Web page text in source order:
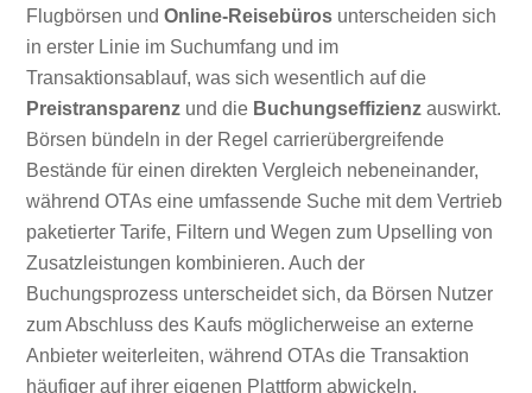
Flugbörsen undOnline-Reisebüros unterscheiden sich
in erster Linie im Suchumfang und im
Transaktionsablauf, was sich wesentlich auf die
Preistransparenz und die Buchungseffizienz auswirkt.
Börsen bündeln in der Regel carrierübergreifende
Bestände für einen direkten Vergleich nebeneinander,
während OTAs eine umfassende Suche mit dem Vertrieb
paketierter Tarife, Filtern und Wegen zum Upselling von
Zusatzleistungen kombinieren. Auch der
Buchungsprozess unterscheidet sich, da Börsen Nutzer
zum Abschluss des Kaufs möglicherweise an externe
Anbieter weiterleiten, während OTAs die Transaktion
häufiger auf ihrer eigenen Plattform abwickeln.